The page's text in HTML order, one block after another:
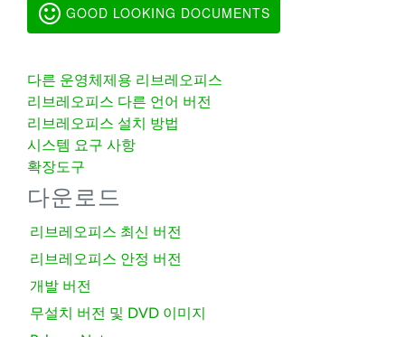
GOOD LOOKING DOCUMENTS
다른 운영체제용 리브레오피스
리브레오피스 다른 언어 버전
리브레오피스 설치 방법
시스템 요구 사항
확장도구
다운로드
리브레오피스 최신 버전
리브레오피스 안정 버전
개발 버전
무설치 버전 및 DVD 이미지